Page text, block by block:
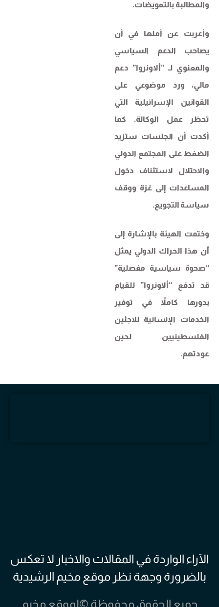
والمطالبة بالتعويضات.
وأعربت عن أملها في أن
يصاحب الدعم السياسي
والمعنوي لـ “ألاونروا” دعم
مالي، ورد موضوعي على
القوانين الإسرائيلية التي
تحظر عمل الوكالة. كما
أكدت أن الجلسات ستزيد
الضغط على المجتمع الدولي
والاحتلال لاستئناف دخول
المساعدات إلى غزة ووقف
سياسة التجويع.
وختمت الهيئة بالإشارة إلى
أن هذا الحراك الدولي يمثل
“صحوة سياسية مفصلية”
قد تدفع “ألاونروا” للقيام
بدورها كاملاً في توفير
الخدمات الإنسانية للاجئين
الفلسطينيين لحين
عودتهم.
الآراء الواردة في المقالات والاخبار لا تعكس
بالضرورة وجهة نظر موقع مخيم الرشيدية
جميع الحقوق محفوظة ©لموقع مخيم